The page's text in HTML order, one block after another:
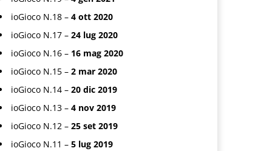
ioGioco N.18 – 4 ott 2020
ioGioco N.17 – 24 lug 2020
ioGioco N.16 – 16 mag 2020
ioGioco N.15 – 2 mar 2020
ioGioco N.14 – 20 dic 2019
ioGioco N.13 – 4 nov 2019
ioGioco N.12 – 25 set 2019
ioGioco N.11 – 5 lug 2019